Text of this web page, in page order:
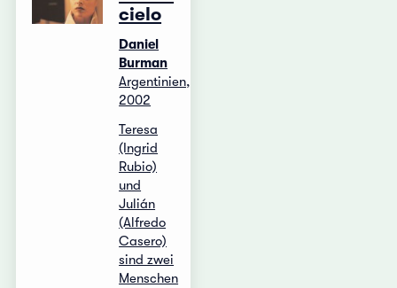
cielo
Daniel
Burman
Argentinien,
2002
Teresa
(Ingrid
Rubio)
und
Julián
(Alfredo
Casero)
sind zwei
Menschen